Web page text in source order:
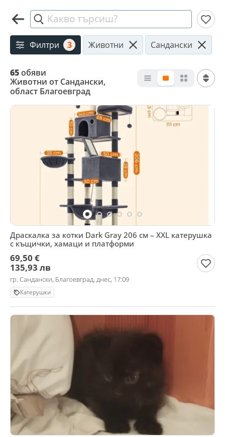
Какво търсиш?
Филтри 3 Животни Сандански
65обяви
Животни от Сандански,
област Благоевград
Драскалка за котки Dark Gray 206 см – XXL катерушка
с къщички, хамаци и платформи
69,50 €
135,93 лв
гр. Сандански, Благоевград, днес, 17:09
Катерушки